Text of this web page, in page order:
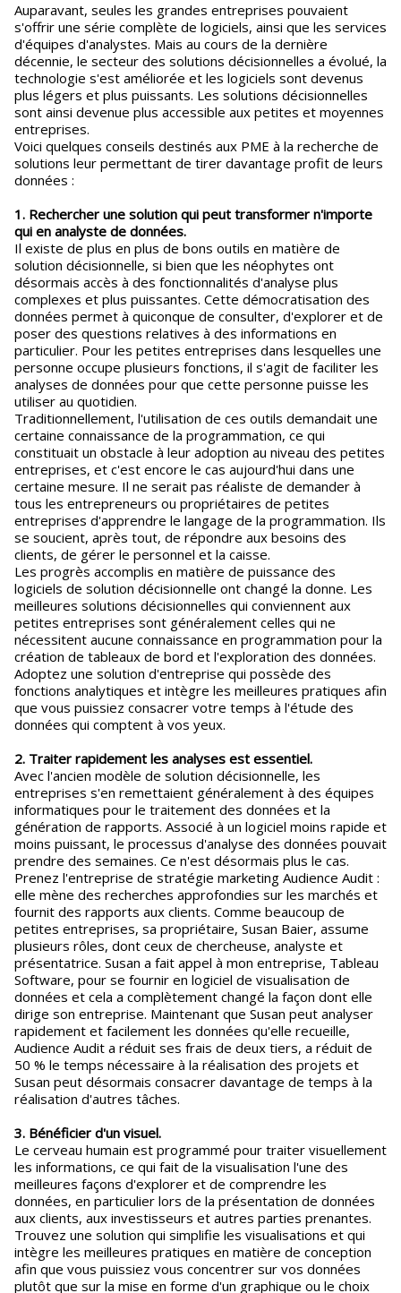
Auparavant, seules les grandes entreprises pouvaient
s'offrir une série complète de logiciels, ainsi que les services
d'équipes d'analystes. Mais au cours de la dernière
décennie, le secteur des solutions décisionnelles a évolué, la
technologie s'est améliorée et les logiciels sont devenus
plus légers et plus puissants. Les solutions décisionnelles
sont ainsi devenue plus accessible aux petites et moyennes
entreprises.
Voici quelques conseils destinés aux PME à la recherche de
solutions leur permettant de tirer davantage profit de leurs
données :
1. Rechercher une solution qui peut transformer n'importe
qui en analyste de données.
Il existe de plus en plus de bons outils en matière de
solution décisionnelle, si bien que les néophytes ont
désormais accès à des fonctionnalités d'analyse plus
complexes et plus puissantes. Cette démocratisation des
données permet à quiconque de consulter, d'explorer et de
poser des questions relatives à des informations en
particulier. Pour les petites entreprises dans lesquelles une
personne occupe plusieurs fonctions, il s'agit de faciliter les
analyses de données pour que cette personne puisse les
utiliser au quotidien.
Traditionnellement, l'utilisation de ces outils demandait une
certaine connaissance de la programmation, ce qui
constituait un obstacle à leur adoption au niveau des petites
entreprises, et c'est encore le cas aujourd'hui dans une
certaine mesure. Il ne serait pas réaliste de demander à
tous les entrepreneurs ou propriétaires de petites
entreprises d'apprendre le langage de la programmation. Ils
se soucient, après tout, de répondre aux besoins des
clients, de gérer le personnel et la caisse.
Les progrès accomplis en matière de puissance des
logiciels de solution décisionnelle ont changé la donne. Les
meilleures solutions décisionnelles qui conviennent aux
petites entreprises sont généralement celles qui ne
nécessitent aucune connaissance en programmation pour la
création de tableaux de bord et l'exploration des données.
Adoptez une solution d'entreprise qui possède des
fonctions analytiques et intègre les meilleures pratiques afin
que vous puissiez consacrer votre temps à l'étude des
données qui comptent à vos yeux.
2. Traiter rapidement les analyses est essentiel.
Avec l'ancien modèle de solution décisionnelle, les
entreprises s'en remettaient généralement à des équipes
informatiques pour le traitement des données et la
génération de rapports. Associé à un logiciel moins rapide et
moins puissant, le processus d'analyse des données pouvait
prendre des semaines. Ce n'est désormais plus le cas.
Prenez l'entreprise de stratégie marketing Audience Audit :
elle mène des recherches approfondies sur les marchés et
fournit des rapports aux clients. Comme beaucoup de
petites entreprises, sa propriétaire, Susan Baier, assume
plusieurs rôles, dont ceux de chercheuse, analyste et
présentatrice. Susan a fait appel à mon entreprise, Tableau
Software, pour se fournir en logiciel de visualisation de
données et cela a complètement changé la façon dont elle
dirige son entreprise. Maintenant que Susan peut analyser
rapidement et facilement les données qu'elle recueille,
Audience Audit a réduit ses frais de deux tiers, a réduit de
50 % le temps nécessaire à la réalisation des projets et
Susan peut désormais consacrer davantage de temps à la
réalisation d'autres tâches.
3. Bénéficier d'un visuel.
Le cerveau humain est programmé pour traiter visuellement
les informations, ce qui fait de la visualisation l'une des
meilleures façons d'explorer et de comprendre les
données, en particulier lors de la présentation de données
aux clients, aux investisseurs et autres parties prenantes.
Trouvez une solution qui simplifie les visualisations et qui
intègre les meilleures pratiques en matière de conception
afin que vous puissiez vous concentrer sur vos données
plutôt que sur la mise en forme d'un graphique ou le choix